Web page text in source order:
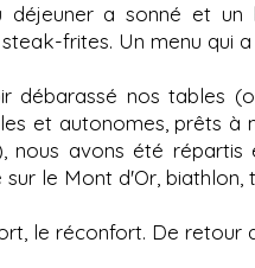
déjeuner a sonné et
frites. Un menu qui
débarassé nos tables
et autonomes, prêts à
nous avons été
sur le Mont d'Or, biathlon,
le réconfort. De retour